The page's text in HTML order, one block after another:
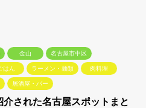
金山 名古屋市中区
はん ラーメン・麺類 肉料理
居酒屋・バー
された名古屋スポットまと